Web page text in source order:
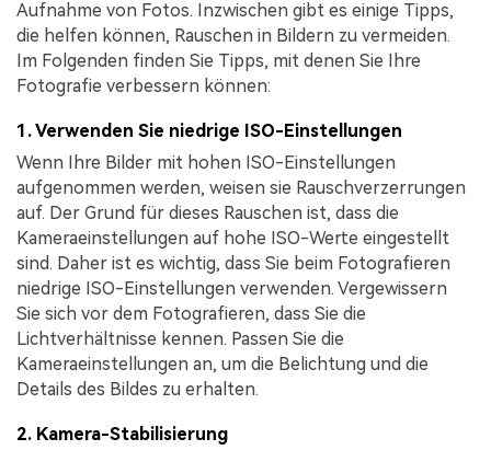
Aufnahme von Fotos. Inzwischen gibt es einige Tipps,
die helfen können, Rauschen in Bildern zu vermeiden.
Im Folgenden finden Sie Tipps, mit denen Sie Ihre
Fotografie verbessern können:
1. Verwenden Sie niedrige ISO-Einstellungen
Wenn Ihre Bilder mit hohen ISO-Einstellungen
aufgenommen werden, weisen sie Rauschverzerrungen
auf. Der Grund für dieses Rauschen ist, dass die
Kameraeinstellungen auf hohe ISO-Werte eingestellt
sind. Daher ist es wichtig, dass Sie beim Fotografieren
niedrige ISO-Einstellungen verwenden. Vergewissern
Sie sich vor dem Fotografieren, dass Sie die
Lichtverhältnisse kennen. Passen Sie die
Kameraeinstellungen an, um die Belichtung und die
Details des Bildes zu erhalten.
2. Kamera-Stabilisierung